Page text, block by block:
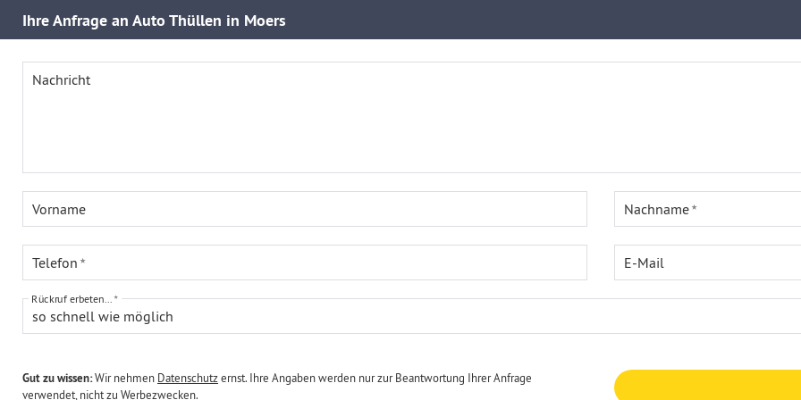
IhreAnfrage an Auto Thüllen in Moers
Nachricht
Vorname Nachname
Telefon E-Mail
so schnell wie möglich
Rückruf erbeten...
Gut zu wissen:Wir nehmen Datenschutzernst. Ihre Angaben werden nur zur Beantwortung Ihrer Anfrage
verwendet, nicht zu Werbezwecken.